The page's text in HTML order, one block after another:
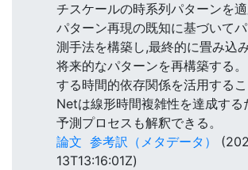
チスケールの時系列パターンを
パターン再現の既知に基づいて
測手法を構築し,最終的に畳み込
将来的なパターンを再構築する
する時間的依存関係を活用する
Netは線形時間複雑性を達成する
予測プロセスも解釈できる。
論文 参考訳（メタデータ）
13T13:16:01Z)